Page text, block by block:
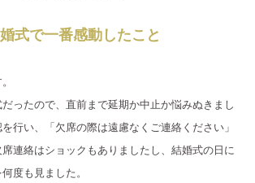
式で一番感動したこと
ったので、直前まで延期か中止か悩みぬきまし
行い、「欠席の際は遠慮なくご連絡ください」
連絡はショックもありましたし、結婚式の日に
度も見ました。